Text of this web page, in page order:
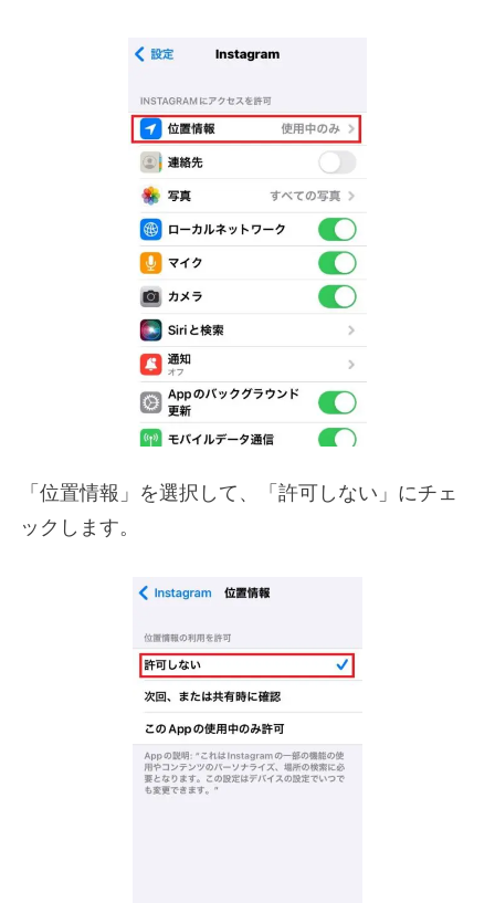
「位置情報」を選択して、「許可しない」にチェ
ックします。